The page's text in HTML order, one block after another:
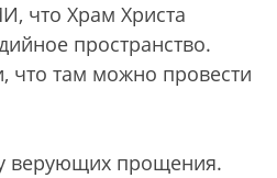
что Храм Христа
пространство.
там можно провести
верующих прощения.